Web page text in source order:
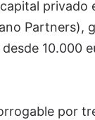
privado
Partners),
10.000
por